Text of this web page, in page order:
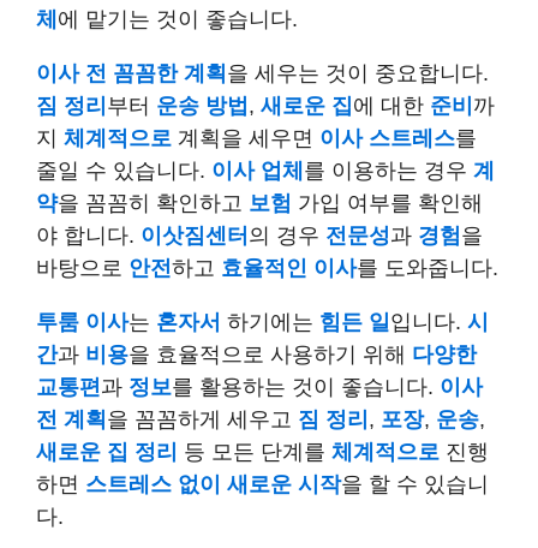
체 에 맡기는 것이 좋습니다.
이사 전 꼼꼼한 계획 을 세우는 것이 중요합니다.
짐 정리 부터 운송 방법 , 새로운 집에 대한 준비 까
지 체계적으로 계획을 세우면 이사 스트레스를
줄일 수 있습니다. 이사 업체 를 이용하는 경우 계
약을 꼼꼼히 확인하고 보험 가입 여부를 확인해
야 합니다. 이삿짐센터 의 경우 전문성과 경험을
바탕으로 안전하고 효율적인 이사를 도와줍니다.
투룸 이사는 혼자서 하기에는 힘든 일입니다. 시
간과 비용을 효율적으로 사용하기 위해 다양한
교통편과 정보를 활용하는 것이 좋습니다. 이사
전 계획 을 꼼꼼하게 세우고 짐 정리 , 포장, 운송,
새로운 집 정리 등 모든 단계를 체계적으로 진행
하면 스트레스 없이 새로운 시작을 할 수 있습니
다.